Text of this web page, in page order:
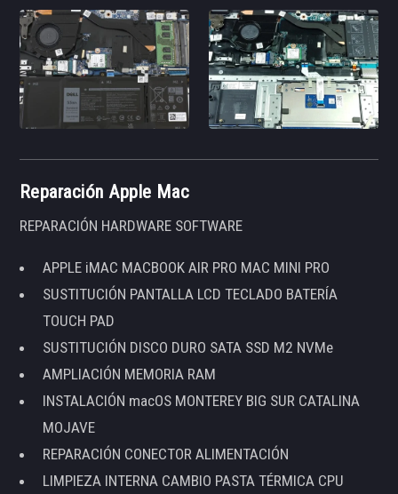
Reparación Apple Mac
REPARACIÓN HARDWARE SOFTWARE
APPLE iMAC MACBOOK AIR PRO MAC MINI PRO
SUSTITUCIÓN PANTALLA LCD TECLADO BATERÍA
TOUCH PAD
SUSTITUCIÓN DISCO DURO SATA SSD M2 NVMe
AMPLIACIÓN MEMORIA RAM
INSTALACIÓN macOS MONTEREY BIG SUR CATALINA
MOJAVE
REPARACIÓN CONECTOR ALIMENTACIÓN
LIMPIEZA INTERNA CAMBIO PASTA TÉRMICA CPU